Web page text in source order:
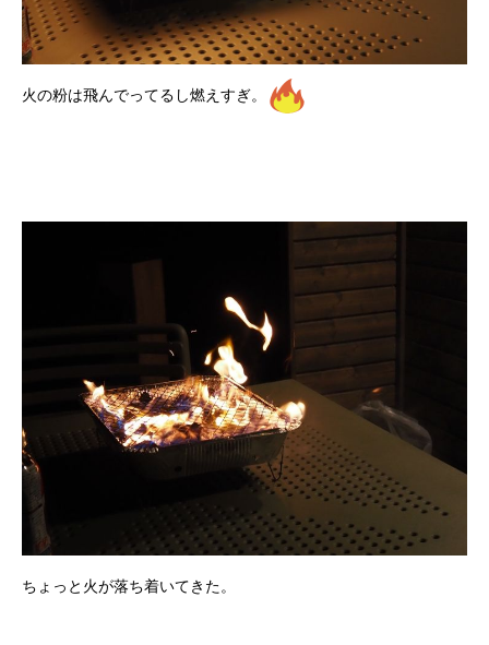
火の粉は飛んでってるし燃えすぎ。
ちょっと火が落ち着いてきた。